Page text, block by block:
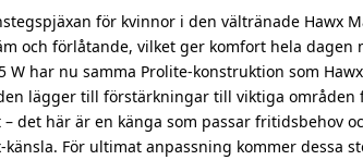
för kvinnor i den vältränade Hawx
och förlåtande, vilket ger komfort hela
har nu samma Prolite-konstruktion som
lägger till förstärkningar till viktiga områden
det här är en känga som passar fritidsbehov
För ultimat anpassning kommer dessa